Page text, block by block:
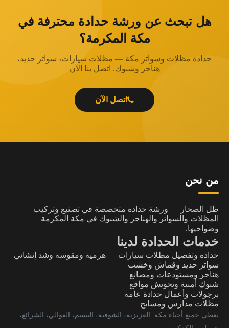
هل تبحث عن ورشة حدادة محترفة في
مكة المكرمة؟
حدادة مظلات وسواتر مكة — مظلات سيارات، سواتر حديد،
هناجر وشبوك. اتصل بنا الآن
اتصل الآن
من نحن
ظل الصحار — ورشة حدادة متخصصة في تصنيع وتركيب
المظلات والسواتر والهناجر والشبوك في مكة المكرمة
وضواحيها.
خدمات الحدادة لدينا
حدادة وتفصيل مظلات سيارات — هرمية ومقوسة وشد إنشائي
سواتر حديد وقماش وخشب
هناجر ومستودعات ومصانع
شبوك أمنية وتحويش مواقع
برجولات وأعمال حدادة عامة
مظلات مدارس ومسابح
نغطي جميع أحياء مكة: العزيزية، الشوقية، النسيم، العوالي، الشرائع،